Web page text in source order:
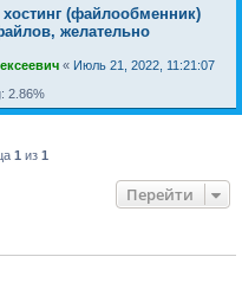
(файлообменник)
желательно
« Июль 21, 2022, 11:21:07
2.86%
1 из 1
Перейти